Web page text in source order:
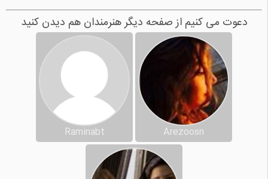
دعوت می کنیم از صفحه دیگر هنرمندان هم دیدن کنید
Arezoosn
Raminabt